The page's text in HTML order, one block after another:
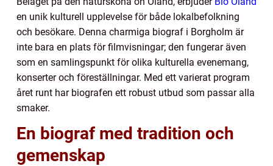
en unik kulturell upplevelse för både lokalbefolkning
och besökare. Denna charmiga biograf i Borgholm är
inte bara en plats för filmvisningar; den fungerar även
som en samlingspunkt för olika kulturella evenemang,
konserter och föreställningar. Med ett varierat program
året runt har biografen ett robust utbud som passar alla
smaker.
En biograf med tradition och
gemenskap